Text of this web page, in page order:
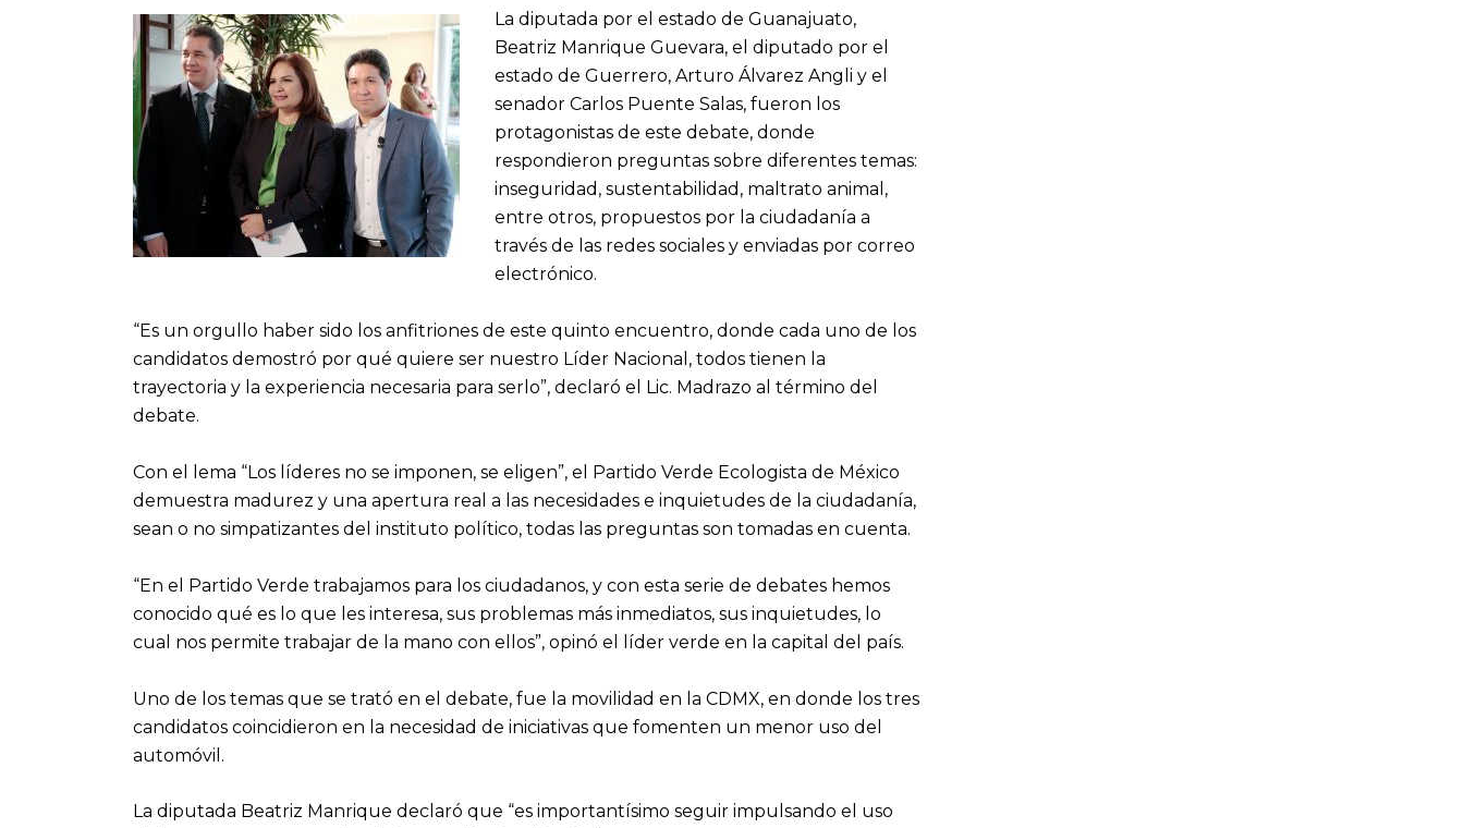
La diputada por el estado de Guanajuato,
Beatriz Manrique Guevara, el diputado por el
estado de Guerrero, Arturo Álvarez Angli y el
senador Carlos Puente Salas, fueron los
protagonistas de este debate, donde
respondieron preguntas sobre diferentes temas:
inseguridad, sustentabilidad, maltrato animal,
entre otros, propuestos por la ciudadanía a
través de las redes sociales y enviadas por correo
electrónico.
“Es un orgullo haber sido los anfitriones de este quinto encuentro, donde cada uno de los
candidatos demostró por qué quiere ser nuestro Líder Nacional, todos tienen la
trayectoria y la experiencia necesaria para serlo”, declaró el Lic. Madrazo al término del
debate.
Con el lema “Los líderes no se imponen, se eligen”, el Partido Verde Ecologista de México
demuestra madurez y una apertura real a las necesidades e inquietudes de la ciudadanía,
sean o no simpatizantes del instituto político, todas las preguntas son tomadas en cuenta.
“En el Partido Verde trabajamos para los ciudadanos, y con esta serie de debates hemos
conocido qué es lo que les interesa, sus problemas más inmediatos, sus inquietudes, lo
cual nos permite trabajar de la mano con ellos”, opinó el líder verde en la capital del país.
Uno de los temas que se trató en el debate, fue la movilidad en la CDMX, en donde los tres
candidatos coincidieron en la necesidad de iniciativas que fomenten un menor uso del
automóvil.
La diputada Beatriz Manrique declaró que “es importantísimo seguir impulsando el uso